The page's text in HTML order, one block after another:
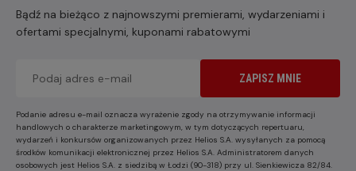
Bądź na bieżąco z najnowszymi premierami, wydarzeniami i
ofertami specjalnymi, kuponami rabatowymi
ZAPISZ MNIE
Podanie adresu e-mail oznacza wyrażenie zgody na otrzymywanie informacji
handlowych o charakterze marketingowym, w tym dotyczących repertuaru,
wydarzeń i konkursów organizowanych przez Helios S.A. wysyłanych za pomocą
środków komunikacji elektronicznej przez Helios S.A. Administratorem danych
osobowych jest Helios S.A. z siedzibą w Łodzi (90-318) przy ul. Sienkiewicza 82/84.